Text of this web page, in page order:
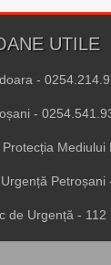
UTILE
-
-
Petroșani
de Urgență - 112